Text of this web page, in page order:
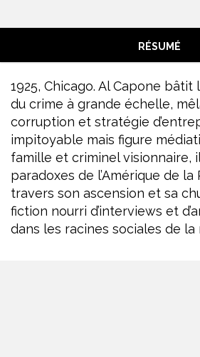
RÉSUMÉ
1925, Chicago. Al Capone
du crime à grande échelle,
corruption et stratégie
impitoyable mais figure
famille et criminel visionnaire,
paradoxes de l’Amérique de la
travers son ascension et sa
fiction nourri d’interviews et
dans les racines sociales de la